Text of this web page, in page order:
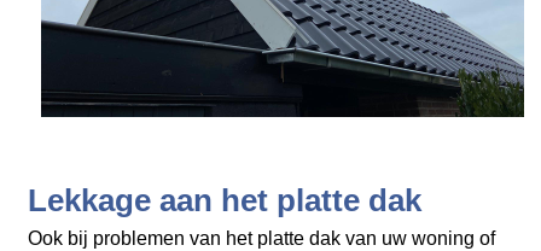
Lekkage aan het platte dak
Ook bij problemen van het platte dak van uw woning of